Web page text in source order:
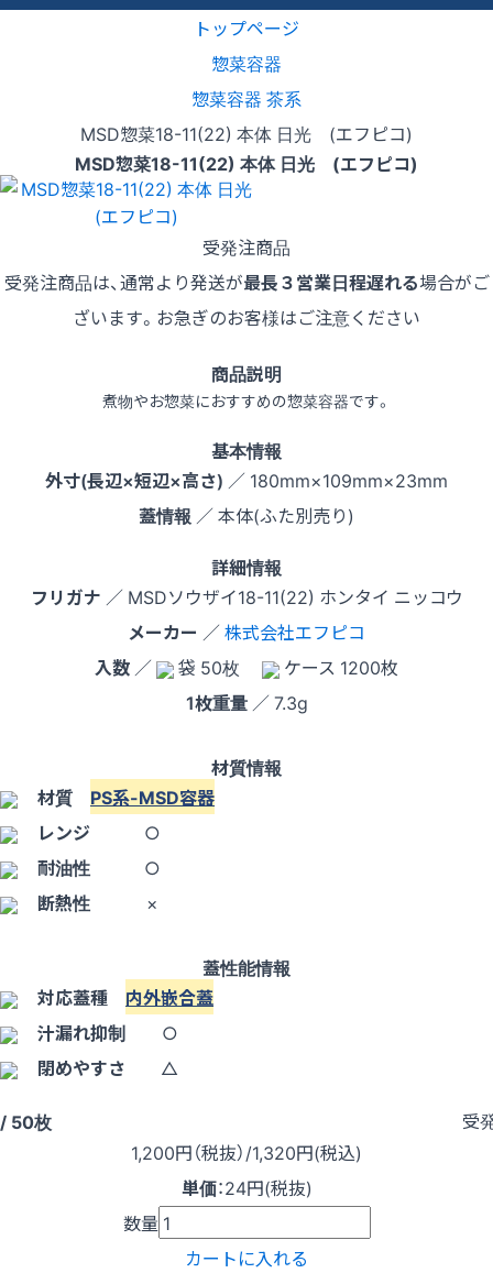
トップページ
惣菜容器
惣菜容器 茶系
MSD惣菜18-11(22) 本体 日光 (エフピコ)
MSD惣菜18-11(22) 本体 日光 (エフピコ)
受発注商品
受発注商品は、通常より発送が最長３営業日程遅れる場合がご
ざいます。お急ぎのお客様はご注意ください
商品説明
煮物やお惣菜におすすめの惣菜容器です。
基本情報
外寸(長辺×短辺×高さ) ／ 180mm×109mm×23mm
蓋情報 ／ 本体(ふた別売り)
詳細情報
フリガナ ／ MSDソウザイ18-11(22) ホンタイ ニッコウ
メーカー ／株式会社エフピコ
入数 ／ 袋 50枚
ケース 1200枚
1枚重量／ 7.3g
材質情報
材質 PS系-MSD容器
レンジ
○
耐油性
○
断熱性
×
蓋性能情報
対応蓋種 内外嵌合蓋
汁漏れ抑制
○
閉めやすさ
△
50枚
受
1,200円（税抜）/1,320円(税込)
単価：24円(税抜)
数量
カートに入れる